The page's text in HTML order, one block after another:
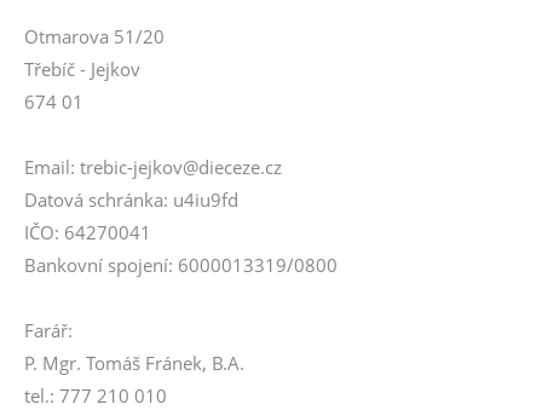
Otmarova 51/20
Třebíč - Jejkov
674 01
Email: trebic-jejkov@dieceze.cz
Datová schránka: u4iu9fd
IČO: 64270041
Bankovní spojení: 6000013319/0800
Farář:
P. Mgr. Tomáš Fránek, B.A.
tel.: 777 210 010